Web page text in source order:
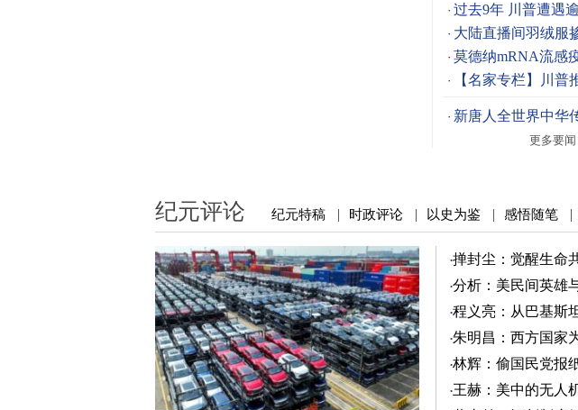
过去9年 川普遭遇
大陆直播间羽绒服
莫德纳mRNA流感
【名家专栏】川
新唐人全世界中华
更多要闻
纪元评论 纪元特稿 | 时政评论 | 以史为鉴 | 感悟随笔 |
掸封尘：觉醒生命
钟 图
分析：美民间英雄
别 图
程义亮：从巴基斯
两年
朱明昌：西方国家
策？
图
林辉：偷国民党报
有刘志丹 图
王赫：美中的无人